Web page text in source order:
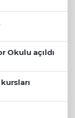
Okulu açıldı